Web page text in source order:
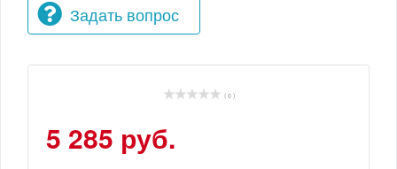
Задать вопрос
( 0 )
5 285 руб.